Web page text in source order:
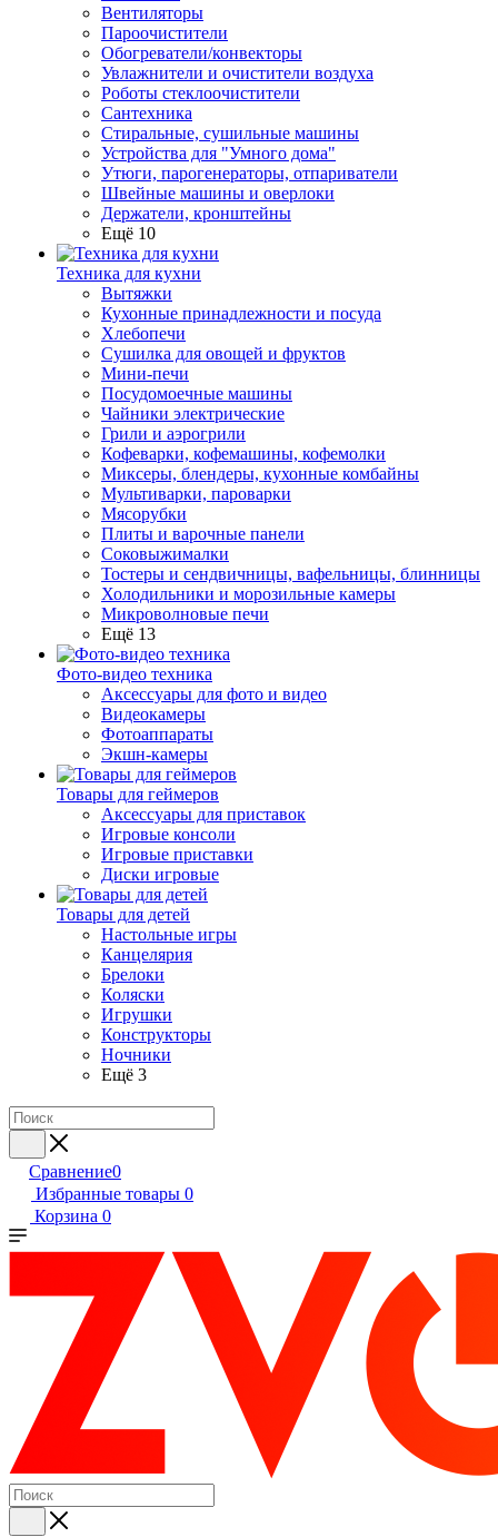
Вентиляторы
Пароочистители
Обогреватели/конвекторы
Увлажнители и очистители воздуха
Роботы стеклоочистители
Сантехника
Стиральные, сушильные машины
Устройства для "Умного дома"
Утюги, парогенераторы, отпариватели
Швейные машины и оверлоки
Держатели, кронштейны
Ещё 10
Техника для кухни
Вытяжки
Кухонные принадлежности и посуда
Хлебопечи
Сушилка для овощей и фруктов
Мини-печи
Посудомоечные машины
Чайники электрические
Грили и аэрогрили
Кофеварки, кофемашины, кофемолки
Миксеры, блендеры, кухонные комбайны
Мультиварки, пароварки
Мясорубки
Плиты и варочные панели
Соковыжималки
Тостеры и сендвичницы, вафельницы, блинницы
Холодильники и морозильные камеры
Микроволновые печи
Ещё 13
Фото-видео техника
Аксессуары для фото и видео
Видеокамеры
Фотоаппараты
Экшн-камеры
Товары для геймеров
Аксессуары для приставок
Игровые консоли
Игровые приставки
Диски игровые
Товары для детей
Настольные игры
Канцелярия
Брелоки
Коляски
Игрушки
Конструкторы
Ночники
Ещё 3
Сравнение0
Избранные товары 0
Корзина 0